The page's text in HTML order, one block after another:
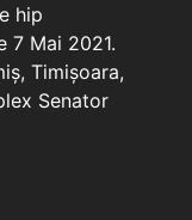
hip
7 Mai 2021.
Timișoara,
Senator